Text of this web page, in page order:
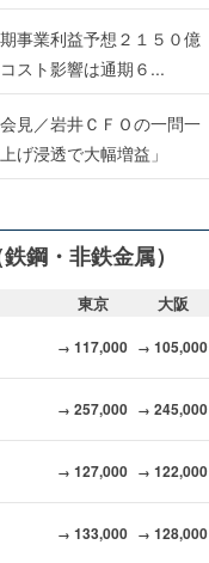
事業利益予想２１５０億
スト影響は通期６...
見／岩井ＣＦＯの一問一
げ浸透で大幅増益」
鋼・非鉄金属）
東京
大阪
→ 117,000 → 105,000
→ 257,000 → 245,000
→ 127,000 → 122,000
→ 133,000 → 128,000